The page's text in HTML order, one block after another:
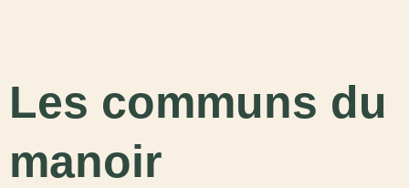
Les communs du
manoir